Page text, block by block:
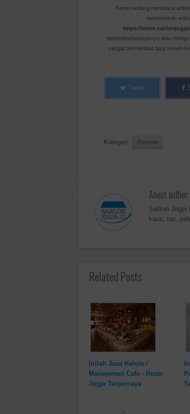
Kamu sedang membaca
menemukan
https://
menyebarluaskannya atau
sangat bermanfaat bagi teman-
Tweet
Kategori: Review
About author:
Sablon Jogja
kaos, tas,
Related Posts
Inilah Jasa Kelola /
Manajemen Cafe - Resto
Jogja Terpercaya